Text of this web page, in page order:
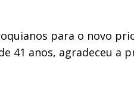
para o novo
41 anos, agradeceu a